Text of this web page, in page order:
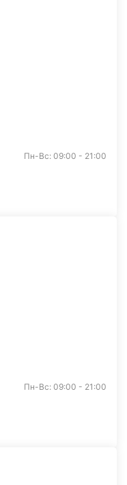
Пн-Вс: 09:00 - 21:00
Пн-Вс: 09:00 - 21:00